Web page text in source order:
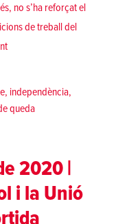
no s’ha reforçat el
de treball del
«Plantem-nos! Hi ha una
, independència,
queda
2020 |
i la Unió